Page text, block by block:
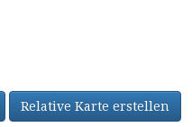
Relative Karte erstellen